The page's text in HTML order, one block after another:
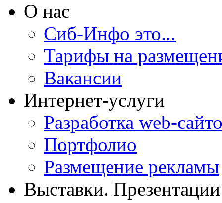
О нас
Сиб-Инфо это...
Тарифы на
Вакансии
Интернет-услуги
Разработка web-
Портфолио
Размещение рекламы
Выставки. Презентации